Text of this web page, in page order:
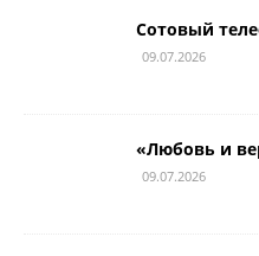
Сотовый
09.07.2026
«Любовь и
09.07.2026